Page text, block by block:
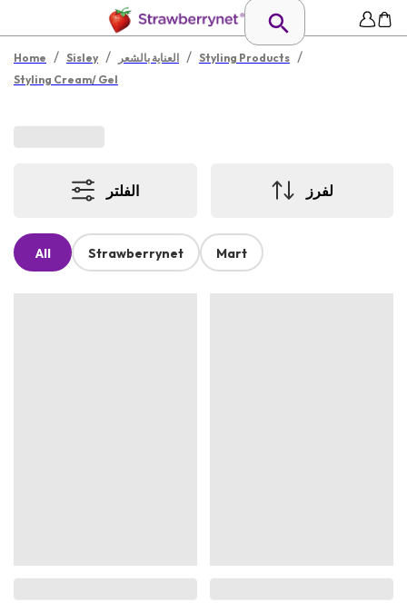
Home / Sisley / العناية بالشعر / Styling Products /
Styling Cream/ Gel
الفلتر لفرز
All Strawberrynet Mart